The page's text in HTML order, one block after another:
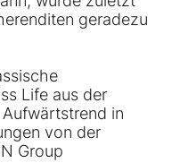
geradezu
Life aus der
in
von der
Group